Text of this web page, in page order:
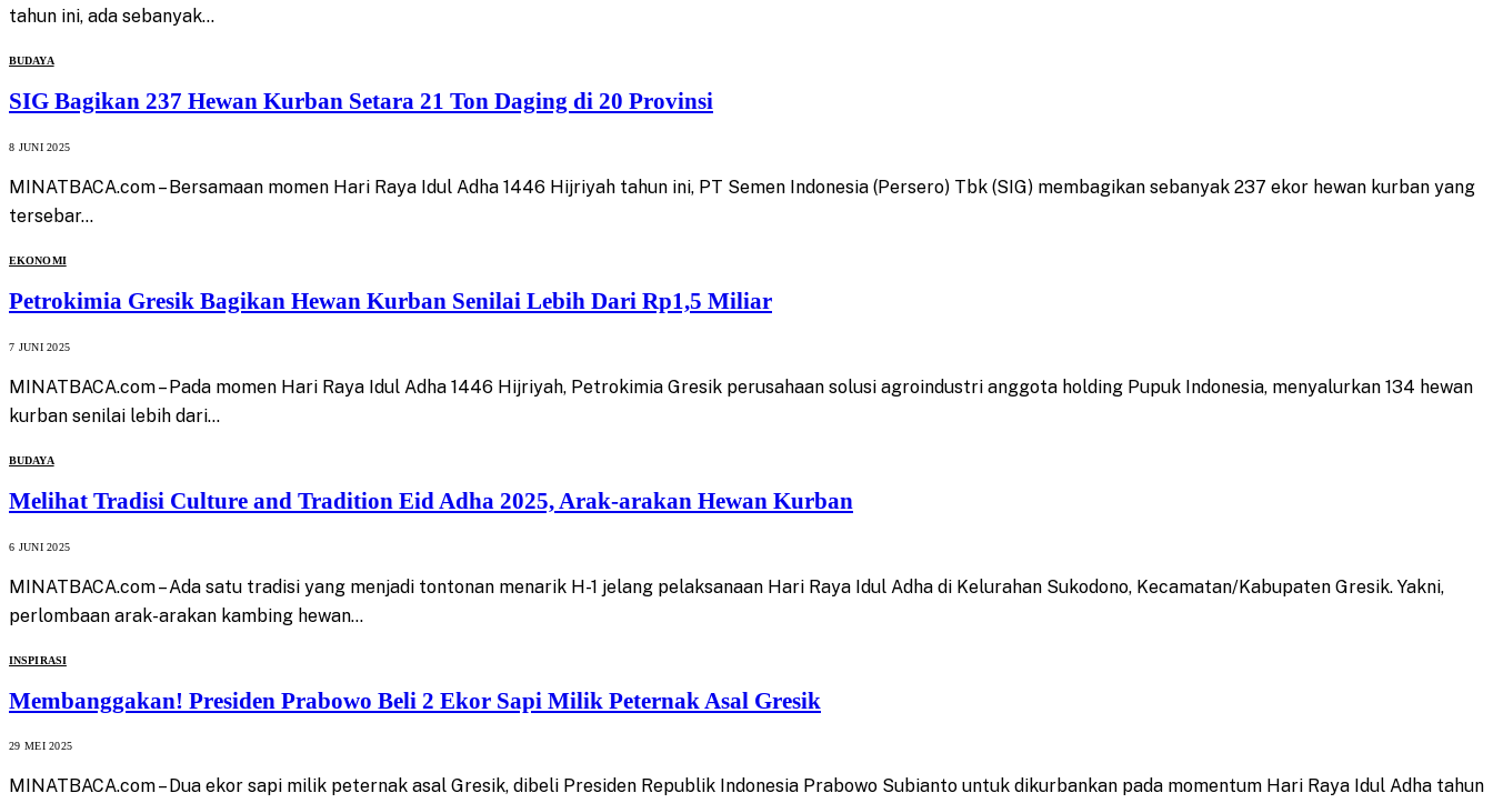
tahun ini, ada sebanyak…
BUDAYA
SIG Bagikan 237 Hewan Kurban Setara 21 Ton Daging di 20 Provinsi
8 JUNI 2025
MINATBACA.com – Bersamaan momen Hari Raya Idul Adha 1446 Hijriyah tahun ini, PT Semen Indonesia (Persero) Tbk (SIG) membagikan sebanyak 237 ekor hewan kurban yang
tersebar…
EKONOMI
Petrokimia Gresik Bagikan Hewan Kurban Senilai Lebih Dari Rp1,5 Miliar
7 JUNI 2025
MINATBACA.com – Pada momen Hari Raya Idul Adha 1446 Hijriyah, Petrokimia Gresik perusahaan solusi agroindustri anggota holding Pupuk Indonesia, menyalurkan 134 hewan
kurban senilai lebih dari…
BUDAYA
Melihat Tradisi Culture and Tradition Eid Adha 2025, Arak-arakan Hewan Kurban
6 JUNI 2025
MINATBACA.com – Ada satu tradisi yang menjadi tontonan menarik H-1 jelang pelaksanaan Hari Raya Idul Adha di Kelurahan Sukodono, Kecamatan/Kabupaten Gresik. Yakni,
perlombaan arak-arakan kambing hewan…
INSPIRASI
Membanggakan! Presiden Prabowo Beli 2 Ekor Sapi Milik Peternak Asal Gresik
29 MEI 2025
MINATBACA.com – Dua ekor sapi milik peternak asal Gresik, dibeli Presiden Republik Indonesia Prabowo Subianto untuk dikurbankan pada momentum Hari Raya Idul Adha tahun